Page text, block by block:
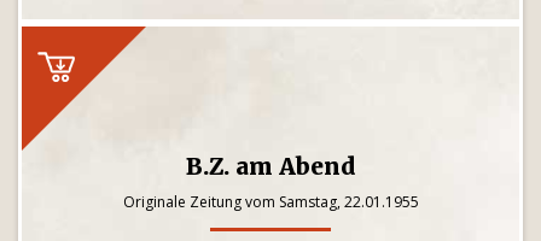
B.Z. am Abend
Originale Zeitung vom Samstag, 22.01.1955